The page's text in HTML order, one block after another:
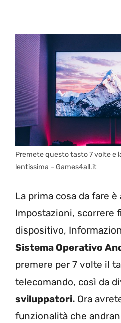
Premete questo tasto 7 volte e
lentissima – Games4all.it
La prima cosa da fare è
Impostazioni, scorrere
dispositivo,
Sistema Operativo
premere per 7 volte il
telecomando, così da
sviluppatori. Ora
funzionalità che